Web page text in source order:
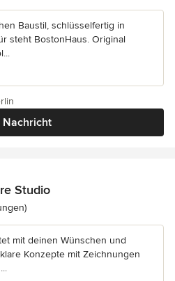
Baustil, schlüsselfertig in
steht BostonHaus. Original
Nachricht
Studio
5 von 5 Sternen
mit deinen Wünschen und
Konzepte mit Zeichnungen